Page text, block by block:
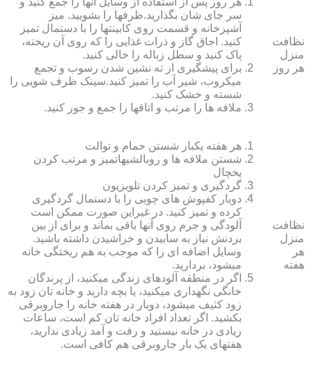
نظافت
منزل
هر روز
سر جای شان بگذارید.ظرف‏ها را بشویید. میز
آشپزخانه و قسمت روی کابینت‏ها را با دستمال تمیز
کنید. اجاق گاز و ذرات غذایی را که روی آن ریخته،
پاک کنید و سطل زباله را خالی کنید.
برای پیشگیری از ته نشین شدن رسوب و تجمع
میکروب، شیر آب را تمیز کنید.سینک ظرف شویی را
شسته و خشک کنید.
ملافه‏ ها را مرتب و اتاق‏ها را جمع و جور کنید.
نظافت
منزل
هر
هفته
هر هفته یکبار شستن حمام و توالت
شستن ملافه‏ ها و روبالشی‎هاتمیز و مرتب کردن
یخچال
گردگیری و تمیز کردن تلویزیون
دوبار کفپوش‏ های چوبی را با دستمال گردگیری
کرده و تمیز کنید. در غیراین صورت ممکن است
آلودگی و جرم روی آنها باقی بماند و برای از بین
بردنش نیاز به سابیدن و خراشیدن داشته باشید.
وسایل اضافه ای را که موجب به هم ریختگی خانه
می‏شود، بردارید.
اگر در منطقه آلوده‏ای زندگی می‏کنید، از پرندگان
خانگی نگهداری می‏کنید، یا بچه دارید و خانه‏ تان زود به
زود کثیف می‏شود، دوبار در هفته خانه را جاروبرقی
بکشید. اگر تعداد افراد خانه ‏تان کم است، ساعات
زیادی در خانه نیستید و رفت و آمد زیادی ندارید،
هفته‏ای یک بار جاروبرقی هم کافی است.